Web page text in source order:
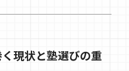
現状と塾選びの重